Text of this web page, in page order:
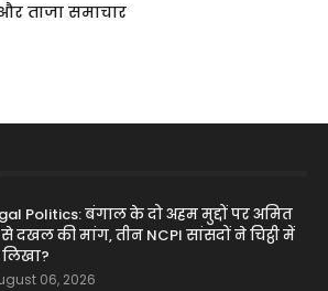
ताजा समाचार
Politics: बंगाल के दो अहम मुद्दों पर अमित
दखल की मांग, तीन NCPI सांसदों ने चिट्ठी में
06, 2026